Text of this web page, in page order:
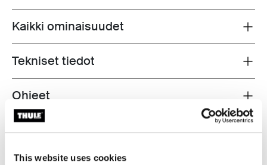
This website uses cookies
Toggle features
Kaikki ominaisuudet
Toggle techspec
Tekniset tiedot
Toggle guides and instructions
Ohjeet
Toggle overview
Arvostelut